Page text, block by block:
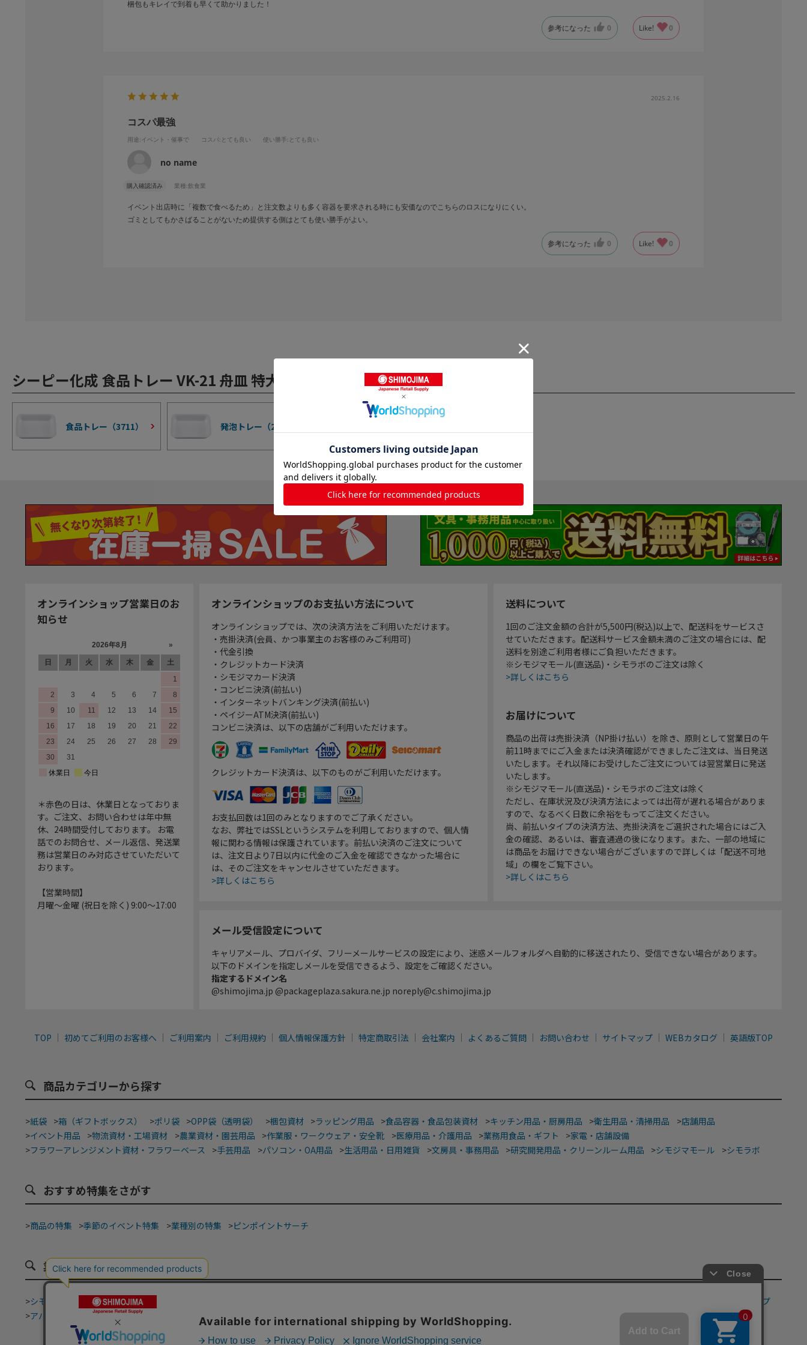
梱包もキレイで到着も早くて助かりました！
参考になった 0 Like! 0
2025.2.16
コスパ最強
用途:イベント・催事で コスパ:とても良い 使い勝手 :とても良い
no name
購入確認済み 業種:飲食業
イベント出店時に「複数で食べるため」と注文数よりも多く容器を要求される時にも安価なのでこちらのロスになりにくい。
ゴミとしてもかさばることがないため提供する側はとても使い勝手がよい。
参考になった 0 Like! 0
シーピー化成 食品トレー VK-21 舟皿 特大 100枚/袋の関連カテゴリ
食品トレー（3711） 発泡トレー（2627
オンラインショップ営業日のお
知らせ
＊赤色の日は、休業日となっておりま
す。ご注文、お問い合わせは年中無
休、24時間受付しております。 お電
話でのお問合せ、メール返信、発送業
務は営業日のみ対応させていただいて
おります。
【営業時間】
月曜～金曜 (祝日を除く) 9:00～17:00
オンラインショップのお支払い方法について
オンラインショップでは、次の決済方法をご利用いただけます。
・売掛決済(会員、かつ事業主のお客様のみご利用可)
・代金引換
・クレジットカード決済
・シモジマカード決済
・コンビニ決済(前払い)
・インターネットバンキング決済(前払い)
・ペイジーATM決済(前払い)
コンビニ決済は、以下の店舗がご利用いただけます。
クレジットカード決済は、以下のものがご利用いただけます。
お支払回数は1回のみとなりますのでご了承ください。
なお、弊社ではSSLというシステムを利用しておりますので、個人情
報に関わる情報は保護されています。前払い決済のご注文について
は、注文日より7日以内に代金のご入金を確認できなかった場合に
は、そのご注文をキャンセルさせていただきます。
>詳しくはこちら
送料について
1回のご注文金額の合計が5,500円(税込)以上で、配送料をサービスさ
せていただきます。配送料サービス金額未満のご注文の場合には、配
送料を別途ご利用者様にご負担いただきます。
※シモジマモール(直送品)・シモラボのご注文は除く
>詳しくはこちら
お届けについて
商品の出荷は売掛決済（NP掛け払い）を除き、原則として営業日の午
前11時までにご入金または決済確認ができましたご注文は、当日発送
いたします。それ以降にお受けしたご注文については翌営業日に発送
いたします。
※シモジマモール(直送品)・シモラボのご注文は除く
ただし、在庫状況及び決済方法によっては出荷が遅れる場合がありま
すので、なるべく日数に余裕をもってご注文ください。
尚、前払いタイプの決済方法、売掛決済をご選択された場合にはご入
金の確認、あるいは、審査通過の後になります。また、一部の地域に
は商品をお届けできない場合がございますので詳しくは「配送不可地
域」の欄をご覧下さい。
>詳しくはこちら
メール受信設定について
キャリアメール、プロバイダ、フリーメールサービスの設定により、迷惑メールフォルダへ自動的に移送されたり、受信できない場合があります。
以下のドメインを指定しメールを受信できるよう、設定をご確認ください。
指定するドメイン名
@shimojima.jp @packageplaza.sakura.ne.jp noreply@c.shimojima.jp
TOP 初めてご利用のお客様へ ご利用案内 ご利用規約 個人情報保護方針 特定商取引法 会社案内 よくあるご質問 お問い合わせ サイトマップ WEBカタログ 英語版TOP
商品カテゴリーから探す
>紙袋 >箱（ギフトボックス） >ポリ袋 >OPP袋（透明袋） >梱包資材 >ラッピング用品 >食品容器・食品包装資材 >キッチン用品・厨房用品 >衛生用品・清掃用品 >店舗用品
>イベント用品 >物流資材・工場資材 >農業資材・園芸用品 >作業服・ワークウェア・安全靴 >医療用品・介護用品 >業務用食品・ギフト >家電・店舗設備
>フラワーアレンジメント資材・フラワーベース >手芸用品 >パソコン・OA用品 >生活用品・日用雑貨 >文房具・事務用品 >研究開発用品・クリーンルーム用品 >シモジマモール >シモラボ
おすすめ特集をさがす
>商品の特集 >季節のイベント特集 >業種別の特集 >ピンポイントサーチ
業種から探す
>シモジマ道具街 >テイクアウト・デリバリー
フラワーショップ
>アパレルショップ >青果店・産地直売所 酒販店・リカーショップ ジュエリーショップ > ホテル >屋台・縁日